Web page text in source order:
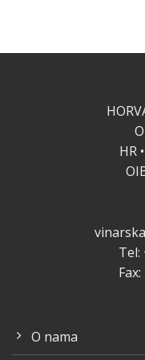
HR
Tel:
O nama